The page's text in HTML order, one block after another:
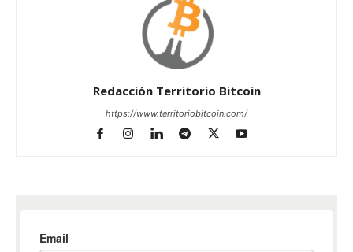
Redacción Territorio Bitcoin
https://www.territoriobitcoin.com/